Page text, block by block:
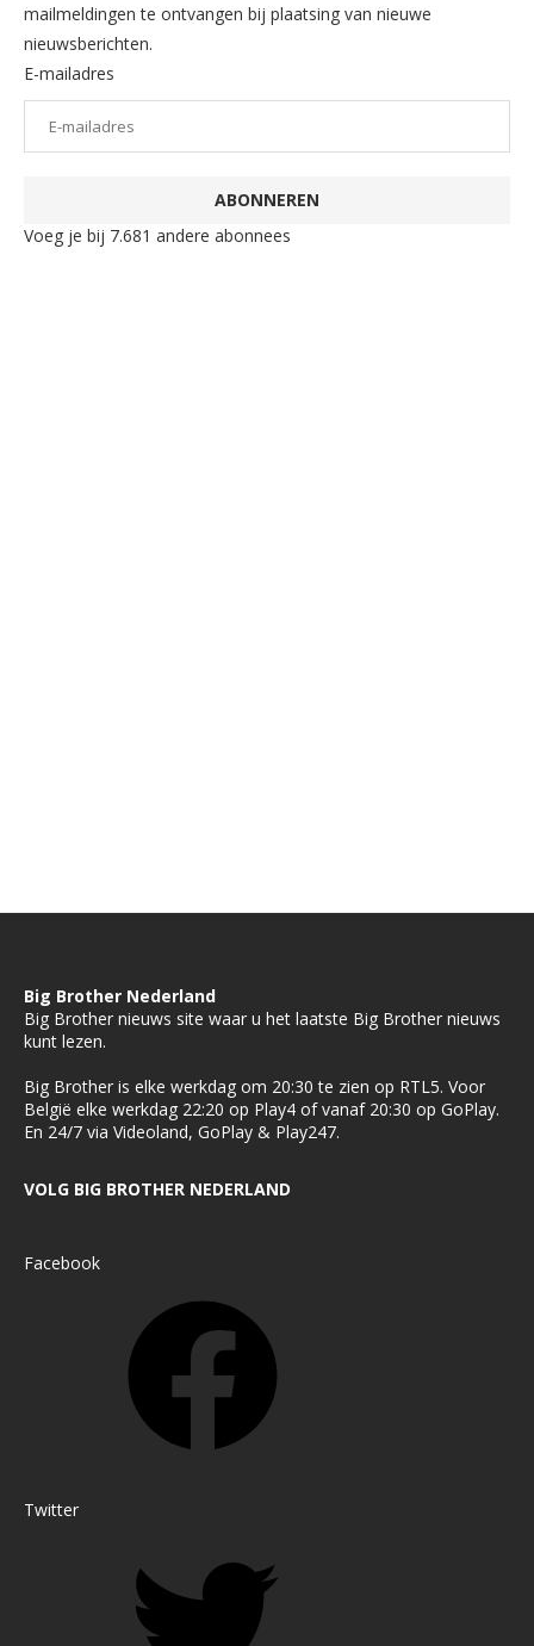
mailmeldingen te ontvangen bij plaatsing van nieuwe
nieuwsberichten.
E-mailadres
ABONNEREN
Voeg je bij 7.681 andere abonnees
Big Brother Nederland
Big Brother nieuws site waar u het laatste Big Brother nieuws
kunt lezen.
Big Brother is elke werkdag om 20:30 te zien op RTL5. Voor
België elke werkdag 22:20 op Play4 of vanaf 20:30 op GoPlay.
En 24/7 via Videoland, GoPlay & Play247.
VOLG BIG BROTHER NEDERLAND
Facebook
Twitter